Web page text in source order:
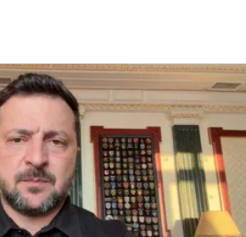
Зеленський про
санкції проти Росії й
Відео
до спільного проєкту
вчителям підвищать
розкрив деталі